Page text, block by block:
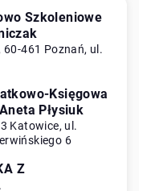
Szkoleniowe
60-461 Poznań, ul.
Księgowa
Płysiuk
Katowice, ul.
6
Z